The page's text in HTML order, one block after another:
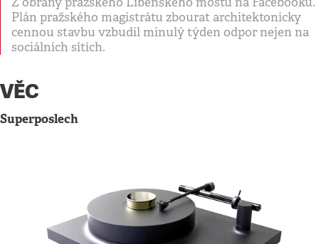
Plán pražského magistrátu zbourat architektonicky
cennou stavbu vzbudil minulý týden odpor nejen na
sociálních sítích.
VĚC
Superposlech